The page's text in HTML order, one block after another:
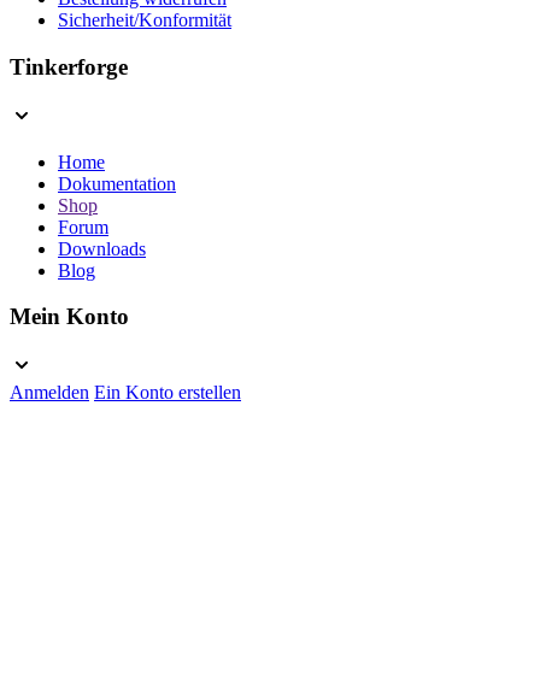
Sicherheit/Konformität
Tinkerforge
Home
Dokumentation
Shop
Forum
Downloads
Blog
Mein Konto
Anmelden Ein Konto erstellen